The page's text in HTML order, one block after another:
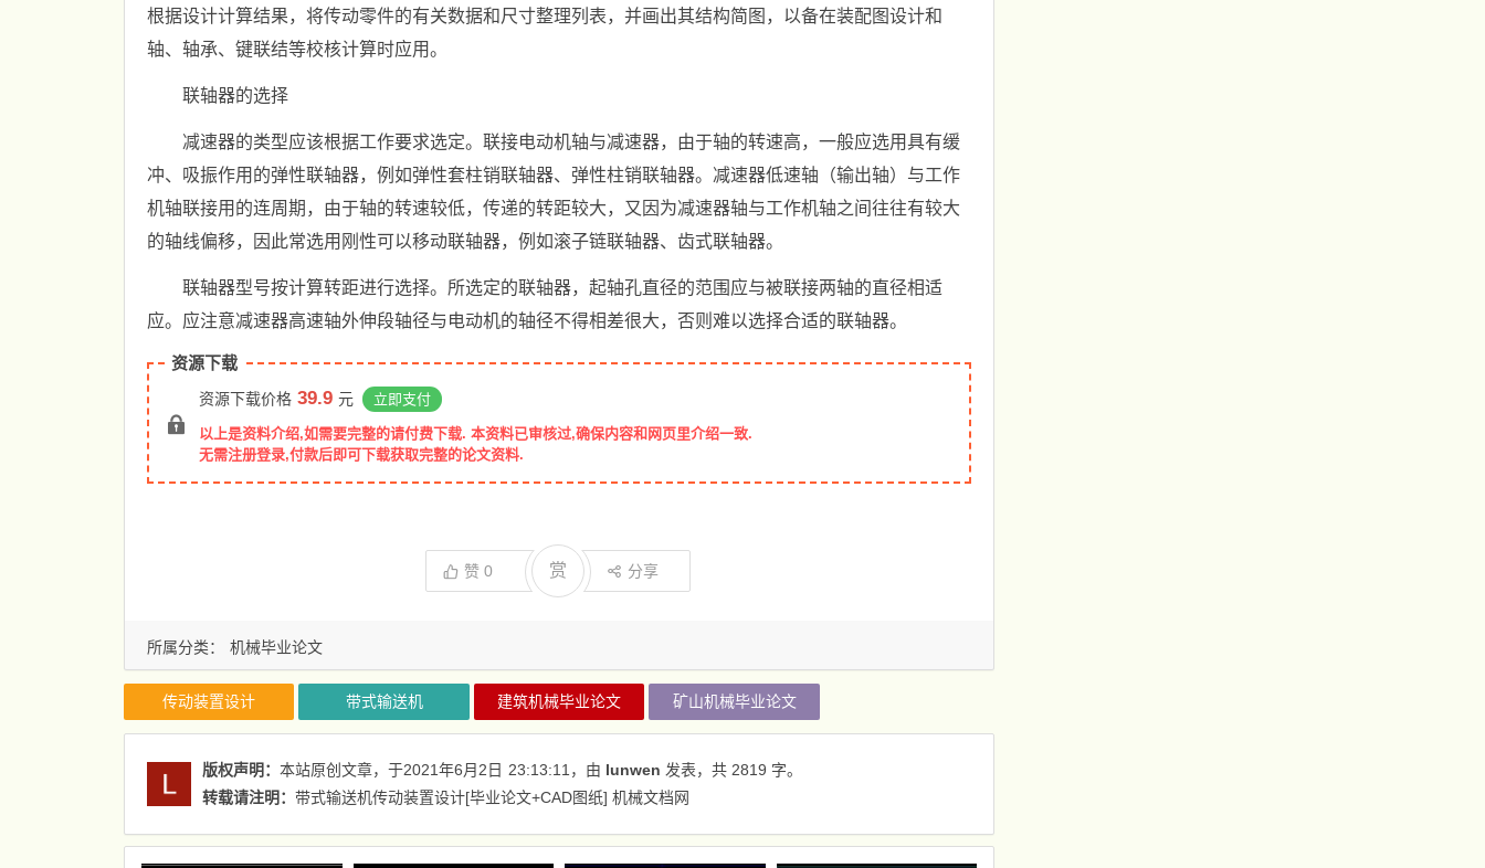
根据设计计算结果，将传动零件的有关数据和尺寸整理列表，并画出其结构简图，以备在装配图设计和
轴、轴承、键联结等校核计算时应用。
联轴器的选择
减速器的类型应该根据工作要求选定。联接电动机轴与减速器，由于轴的转速高，一般应选用具有缓
冲、吸振作用的弹性联轴器，例如弹性套柱销联轴器、弹性柱销联轴器。减速器低速轴（输出轴）与工作
机轴联接用的连周期，由于轴的转速较低，传递的转距较大，又因为减速器轴与工作机轴之间往往有较大
的轴线偏移，因此常选用刚性可以移动联轴器，例如滚子链联轴器、齿式联轴器。
联轴器型号按计算转距进行选择。所选定的联轴器，起轴孔直径的范围应与被联接两轴的直径相适
应。应注意减速器高速轴外伸段轴径与电动机的轴径不得相差很大，否则难以选择合适的联轴器。
资源下载
资源下载价格 39.9 元 立即支付
以上是资料介绍,如需要完整的请付费下载. 本资料已审核过,确保内容和网页里介绍一致.
无需注册登录,付款后即可下载获取完整的论文资料.
赞 0 赏 分享
所属分类： 机械毕业论文
传动装置设计 带式输送机 建筑机械毕业论文 矿山机械毕业论文
版权声明： 本站原创文章，于2021年6月2日 23:13:11 ，由 lunwen 发表，共 2819 字。
转载请注明： 带式输送机传动装置设计[毕业论文+CAD图纸] 机械文档网